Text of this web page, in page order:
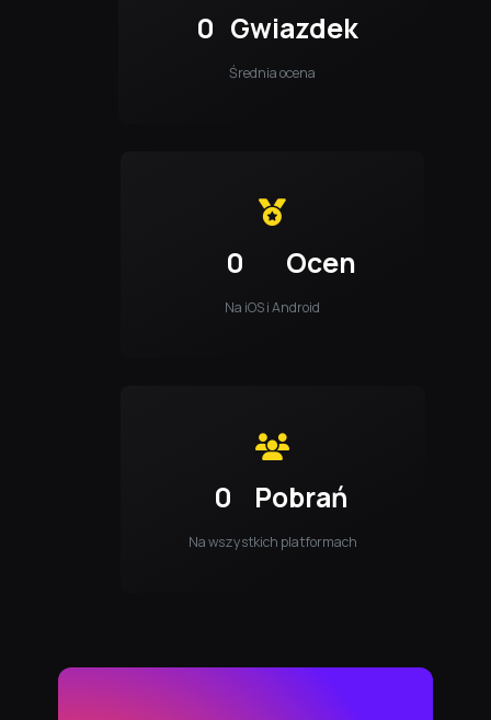
0 Gwiazdek
Średnia ocena
0 Ocen
Na iOS i Android
0 Pobrań
Na wszystkich platformach